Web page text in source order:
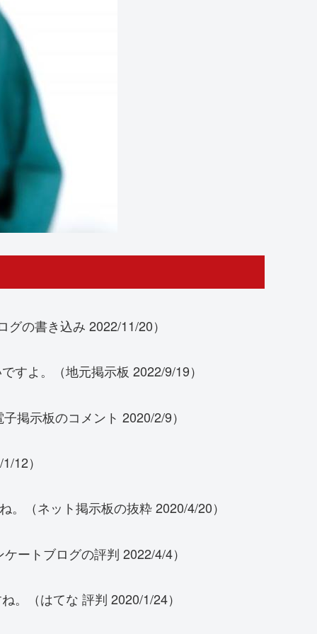
の書き込み 2022/11/20）
すよ。（地元掲示板 2022/9/19）
掲示板のコメント 2020/2/9）
12）
（ネット掲示板の抜粋 2020/4/20）
ートブログの評判 2022/4/4）
。（はてな 評判 2020/1/24）